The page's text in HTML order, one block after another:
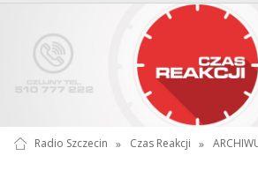
Radio Szczecin » Czas Reakcji »